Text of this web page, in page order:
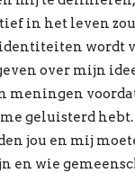
in het leven
identiteiten wordt
over mijn
meningen
geluisterd hebt.
jou en mij
en wie